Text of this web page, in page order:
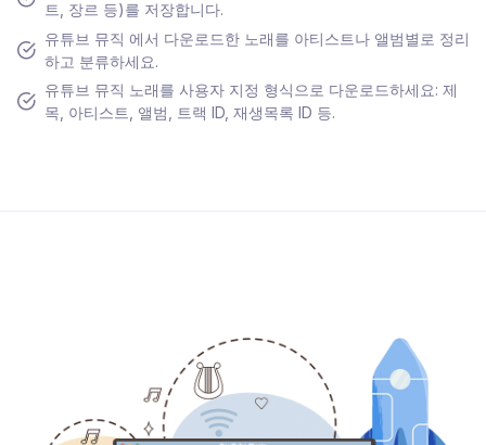
트, 장르 등)를 저장합니다.
유튜브 뮤직 에서 다운로드한 노래를 아티스트나 앨범별로 정리
하고 분류하세요.
유튜브 뮤직 노래를 사용자 지정 형식으로 다운로드하세요: 제
목, 아티스트, 앨범, 트랙 ID, 재생목록 ID 등.